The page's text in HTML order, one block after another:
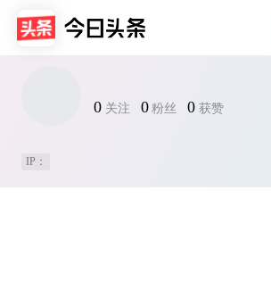
0 关注 0 粉丝 0 获赞
IP：